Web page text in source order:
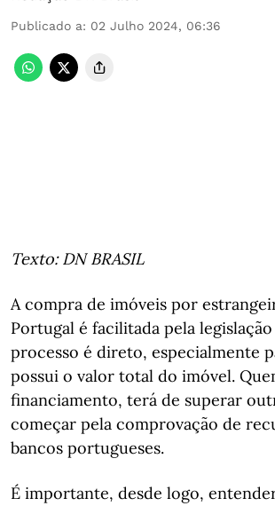
Publicado a: 02 Julho 2024, 06:36
Texto: DN BRASIL
A compra de imóveis por
Portugal é facilitada pela
processo é direto, especialmente
possui o valor total do imóvel.
financiamento, terá de superar
começar pela comprovação de
bancos portugueses.
É importante, desde logo,